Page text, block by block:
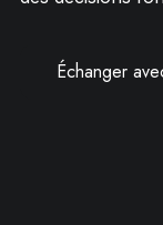
Échanger